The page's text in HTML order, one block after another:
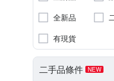
全新品
有現貨
二手品條件 NEW